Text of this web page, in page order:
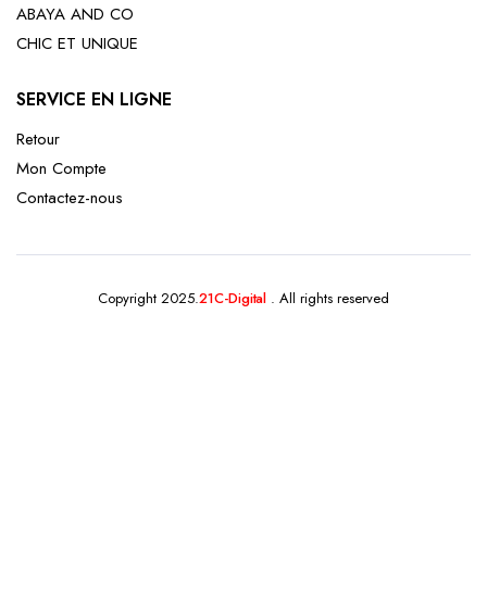
ABAYA AND CO
CHIC ET UNIQUE
SERVICE EN LIGNE
Retour
Mon Compte
Contactez-nous
Copyright 2025.21C-Digital . All rights reserved